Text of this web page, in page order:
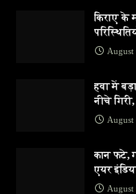
किराए के
हवा में
नीचे
कान फटे,
एयर